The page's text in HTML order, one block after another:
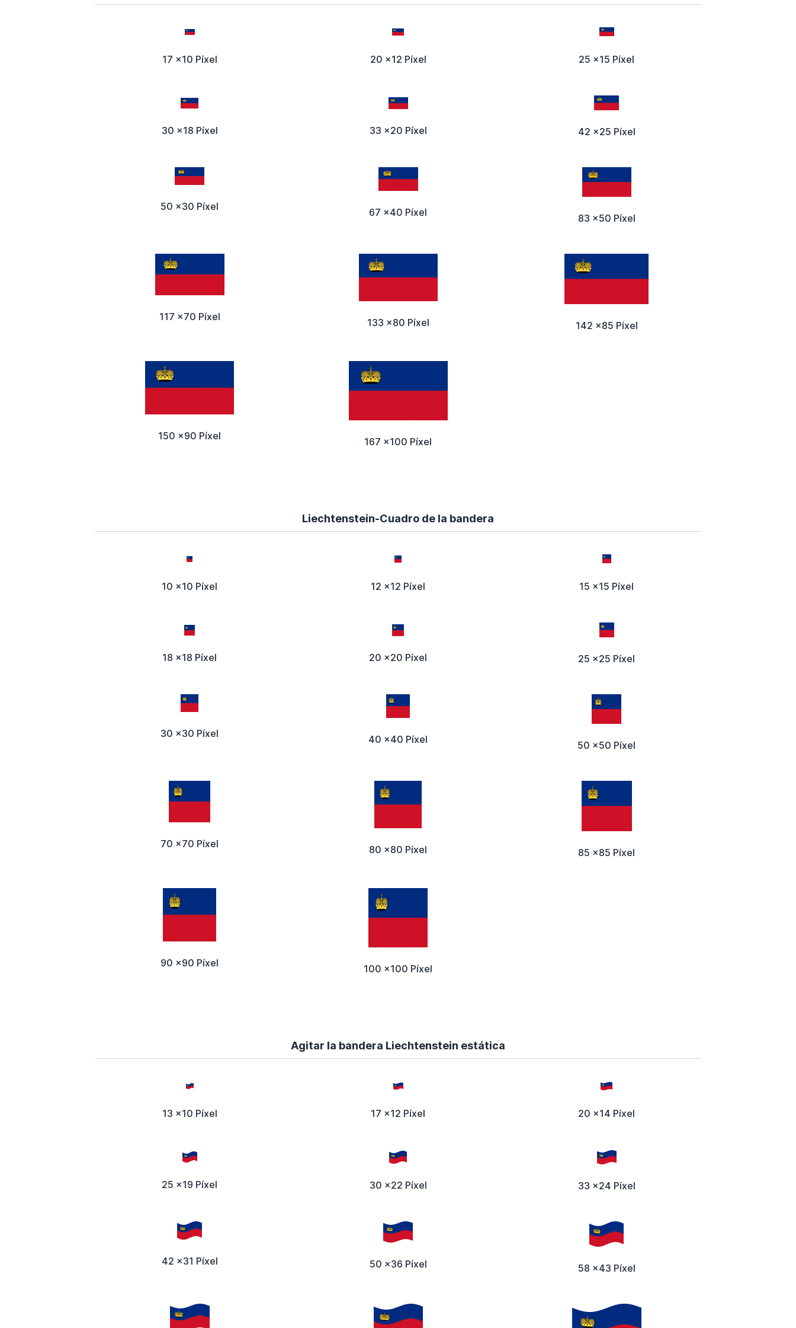
17 x10 Píxel 20 x12 Píxel 25 x15 Píxel
30 x18 Píxel 33 x20 Píxel 42 x25 Píxel
50 x30 Píxel 67 x40 Píxel 83 x50 Píxel
117 x70 Píxel 133 x80 Píxel 142 x85 Píxel
150 x90 Píxel 167 x100 Píxel
Liechtenstein-Cuadro de la bandera
10 x10 Píxel 12 x12 Píxel 15 x15 Píxel
18 x18 Píxel 20 x20 Píxel 25 x25 Píxel
30 x30 Píxel 40 x40 Píxel 50 x50 Píxel
70 x70 Píxel 80 x80 Píxel 85 x85 Píxel
90 x90 Píxel 100 x100 Píxel
Agitar la bandera Liechtenstein estática
13 x10 Píxel 17 x12 Píxel 20 x14 Píxel
25 x19 Píxel 30 x22 Píxel 33 x24 Píxel
42 x31 Píxel 50 x36 Píxel 58 x43 Píxel